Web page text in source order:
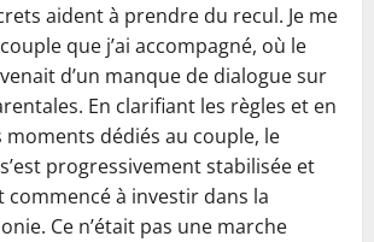
aident à prendre du recul. Je me
que j’ai accompagné, où le
d’un manque de dialogue sur
En clarifiant les règles et en
dédiés au couple, le
s’est progressivement stabilisée et
commencé à investir dans la
Ce n’était pas une marche